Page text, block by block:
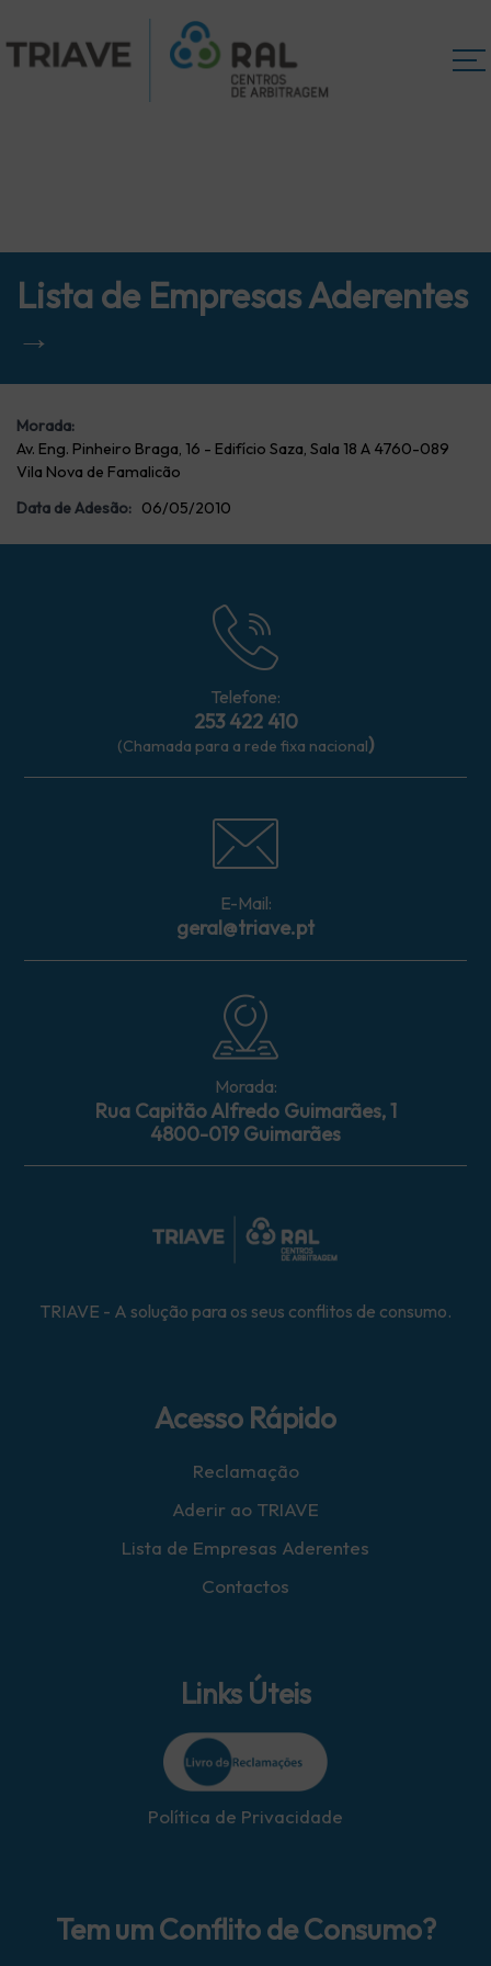
Lista de Empresas Aderentes
→
Morada:
Av. Eng. Pinheiro Braga, 16 - Edifício Saza, Sala 18 A 4760-089
Vila Nova de Famalicão
Data de Adesão: 06/05/2010
Telefone:
253 422 410
(Chamada para a rede fixa nacional)
E-Mail:
geral@triave.pt
Morada:
Rua Capitão Alfredo Guimarães, 1
4800-019 Guimarães
TRIAVE - A solução para os seus conflitos de consumo.
Acesso Rápido
Reclamação
Aderir ao TRIAVE
Lista de Empresas Aderentes
Contactos
Links Úteis
Política de Privacidade
Tem um Conflito de Consumo?